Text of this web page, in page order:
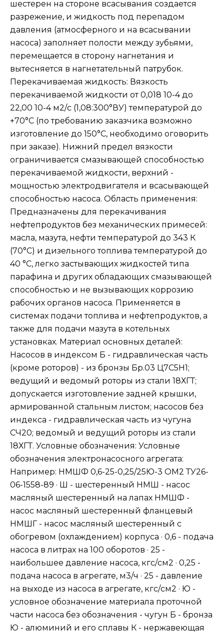
шестерен на стороне всасывания создается
разрежение, и жидкость под перепадом
давления (атмосферного и на всасывании
насоса) заполняет полости между зубьями,
перемещается в сторону нагнетания и
вытесняется в нагнетательный патрубок.
Перекачиваемая жидкость: Вязкость
перекачиваемой жидкости от 0,018 10-4 до
22,00 10-4 м2/с (1,08:300°ВУ) температурой до
+70°С (по требованию заказчика возможно
изготовление до 150°С, необходимо оговорить
при заказе). Нижний предел вязкости
ограничивается смазывающей способностью
перекачиваемой жидкости, верхний -
мощностью электродвигателя и всасывающей
способностью насоса. Область применения:
Предназначены для перекачивания
нефтепродуктов без механических примесей:
масла, мазута, нефти температурой до 343 К
(70°C) и дизельного топлива температурой до
40 °C, легко застывающих жидкостей типа
парафина и других обладающих смазывающей
способностью и не вызывающих коррозию
рабочих органов насоса. Применяется в
системах подачи топлива и нефтепродуктов, а
также для подачи мазута в котельных
установках. Материал основных деталей:
Насосов в индексом Б - гидравлическая часть
(кроме роторов) - из бронзы Бр.03 Ц7С5Н1;
ведущий и ведомый роторы из стали 18ХГТ;
допускается изготовление задней крышки,
армированной стальным листом; насосов без
индекса - гидравлическая часть из чугуна
СЧ20; ведомый и ведущий роторы из стали
18ХГТ. Условные обозначения: Условные
обозначения электронасосного агрегата:
Например: НМШФ 0,6-25-0,25/25Ю-3 ОМ2 ТУ26-
06-1558-89 · Ш - шестеренный НМШ - насос
масляный шестеренный на лапах НМШФ -
насос масляный шестеренный фланцевый
НМШГ - насос масляный шестеренный с
обогревом (охлаждением) корпуса · 0,6 - подача
насоса в литрах на 100 оборотов · 25 -
наибольшее давление насоса, кгс/см2 · 0,25 -
подача насоса в агрегате, м3/ч · 25 - давление
на выходе из насоса в агрегате, кгс/см2 · Ю -
условное обозначение материала проточной
части насоса без обозначения - чугун Б - бронза
Ю - алюминий и его сплавы К - нержавеющая